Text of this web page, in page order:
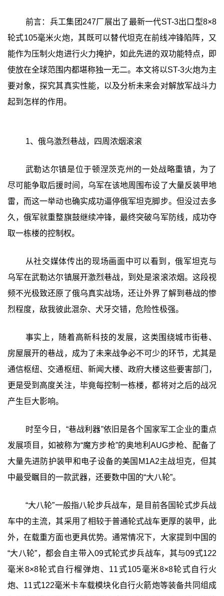
前言：兵工集团247厂展出了最新一代ST-3出口型8×8
轮式105毫米火炮，其既可以替代坦克在前线冲锋陷阵，又
能作为压制火炮进行火力掩护，如此先进的双功能特点，即
使放在全球范围内都堪称独一无二。本文将以ST-3火炮为主
要对象，探究其真实性能，以及分析未来会对解放军战斗力
起到怎样的作用。
1、俄乌激烈巷战，四周浓烟滚滚
武勒达尔镇是位于顿涅茨克州的一处战略重镇，为了
尽可能争取后援时间，乌军在该地周围布设了大量反装甲地
雷，而这一举动也确实成功逼停俄军坦克脚步。但没过去多
久，俄军就重整旗鼓继续冲锋，最终突破乌军防线，成功夺
取一栋楼的控制权。
从社交媒体传出的现场画面中可以看到，俄军坦克与
乌军在武勒达尔镇展开激烈巷战，到处是滚滚浓烟。这段视
频不光极致还原了俄乌真实战场，还让外界了解到巷战的惨
烈程度，敌我彼此混杂、犬牙交错，危险性极强。
事实上，随着高新科技的发展，这类围绕城市街巷、
房屋展开的巷战，成为了未来战争必不可少的环节，尤其是
通信枢纽、交通枢纽、新闻大楼、政府大楼这些要害部门，
更是受到高度关注，毕竟每控制一栋楼，都将对之后的战况
产生巨大影响。
时至今日，“巷战利器”依旧是各个国家军工企业的重点
发展项目，如被称为“魔方步枪”的奥地利AUG步枪、配备了
大量先进防护装甲和电子设备的美国M1A2主战坦克，但其
中最受瞩目的一款武器，还要数中国的“大八轮”。
“大八轮”一般指八轮步兵战车，是目前各国轮式步兵战
车中的主流，其采用了相较于普通轮式战车更厚的装甲，此
外，在载重方面也更具优势。通常情况下，大家提到中国的
“大八轮”，都会自主带入09式轮式步兵战车，其与09式122
毫米8×8轮式自行榴弹炮、11式105毫米8×8轮式自行火
炮、11式122毫米卡车载模块化自行火箭炮等装备共同组成